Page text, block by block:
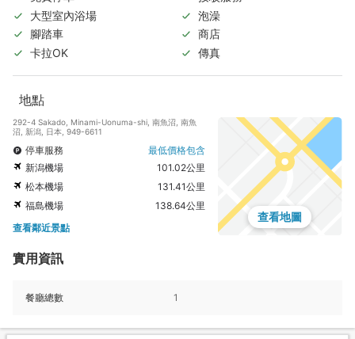
大型室內浴場
泡澡
腳踏車
商店
卡拉OK
傳真
地點
292-4 Sakado, Minami-Uonuma-shi, 南魚沼, 南魚
沼, 新潟, 日本, 949-6611
停車服務
最低價格包含
新潟機場
101.02公里
松本機場
131.41公里
福島機場
138.64公里
查看鄰近景點
查看地圖
實用資訊
餐廳總數 1